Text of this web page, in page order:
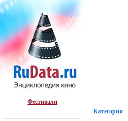
Фестивали
Категория